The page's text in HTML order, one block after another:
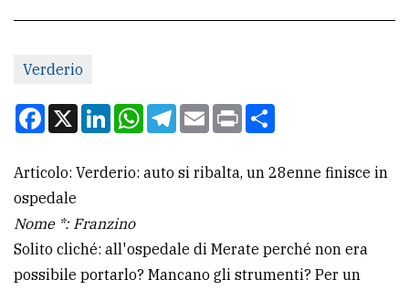
redazione
Per
la
tua
pubblicità
Verderio
Facebook
X LinkedInWhatsApp
Telegram
EmailPrint
Articolo: Verderio: auto si ribalta, un 28enne finisce in
ospedale
Nome *: Franzino
Solito cliché: all'ospedale di Merate perché non era
possibile portarlo? Mancano gli strumenti? Per un